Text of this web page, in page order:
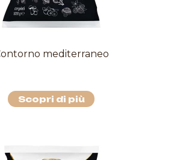
mediterraneo
Scopri di più